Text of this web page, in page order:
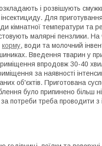
і розвішують
Для
кімнатної температури та
малярні пензлики.
корму, води та молочний
Введення тварин у
впродовж 30-40
за наявності
об'єктів. Приготована
було припинено більш
потреби треба проводити з